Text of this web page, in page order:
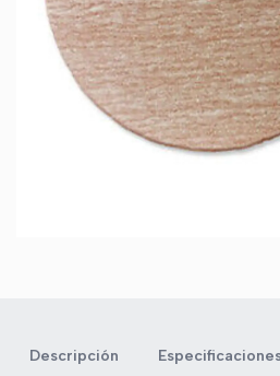
Descripción